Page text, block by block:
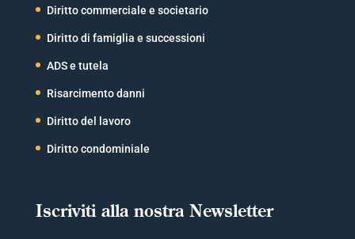
Diritto commerciale e societario
Diritto di famiglia e successioni
ADS e tutela
Risarcimento danni
Diritto del lavoro
Diritto condominiale
Iscriviti alla nostra Newsletter